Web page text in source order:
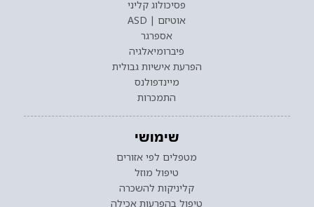
פסיכולוג קליני
אוטיזם | ASD
אספרגר
פיברומיאלגיה
הפרעת אישיות גבולית
מיינדפולנס
התמכרות
שימושי
מטפלים לפי אזורים
טיפול מוזל
קליניקות להשכרה
טיפול בהפרעות אכילה